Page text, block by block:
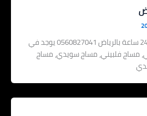
مساج الهنا خدمة 24 ساعة بالرياض 0560827041 يوجد في
مساج فلبيني، مساج سويدي، مساج